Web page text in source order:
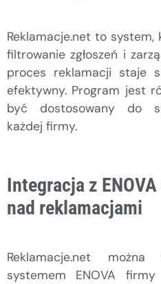
Reklamacje.net to
filtrowanie zgłoszeń i
proces reklamacji staje
efektywny. Program jest
być dostosowany do
każdej firmy.
Integracja z
nad reklamacjami
Reklamacje.net
systemem ENOVA